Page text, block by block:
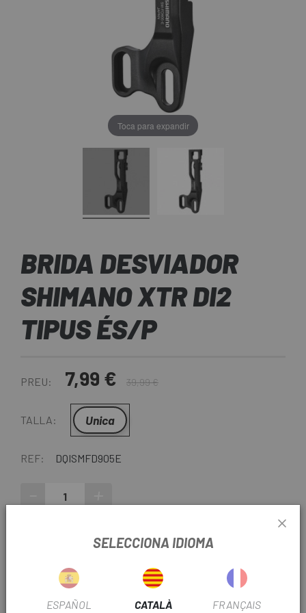
Toca para expandir
BRIDA DESVIADOR
SHIMANO XTR DI2
TIPUS ÉS/P
PREU: 7,99 € 39,99 €
TALLA: Unica
REF: DQISMFD905E
AFEGEIX A LA CISTELLA
ENTREGA EN 48 HORES
SELECCIONA IDIOMA
ESPAÑOL CATALÀ FRANÇAIS